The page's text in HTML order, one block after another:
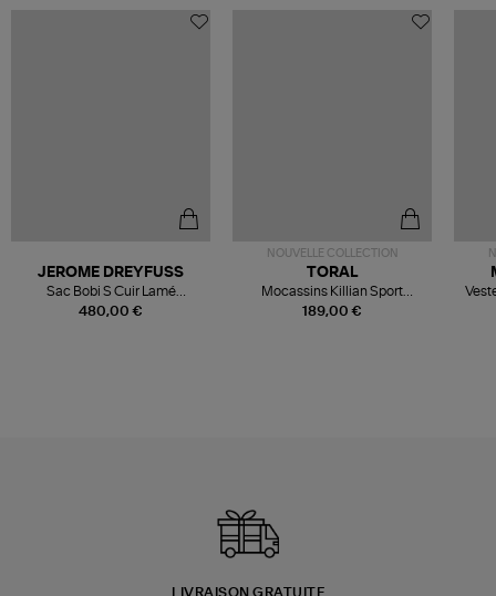
480,00 €
JEROME DREYFUSS
Sac Bobi S Cuir Lamé
Champagne
NOUVELLE COLLECTION
189,00 €
TORAL
Mocassins Killian Sport
Mousse
LIVRAISON GRATUITE